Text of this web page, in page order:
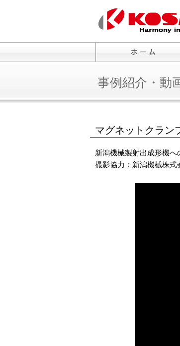
事例紹介・動
マグネットクラン
新潟機械製射出成形機へ
撮影協力：新潟機械株式